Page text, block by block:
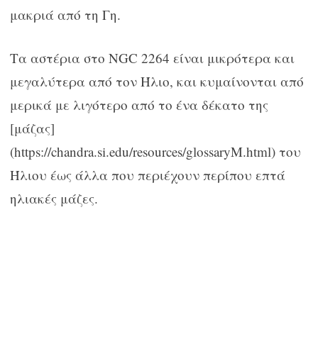
μακριά από τη Γη.
Τα αστέρια στο NGC 2264 είναι μικρότερα και
μεγαλύτερα από τον Ήλιο, και κυμαίνονται από
μερικά με λιγότερο από το ένα δέκατο της
[μάζας]
(https://chandra.si.edu/resources/glossaryM.html) του
Ήλιου έως άλλα που περιέχουν περίπου επτά
ηλιακές μάζες.